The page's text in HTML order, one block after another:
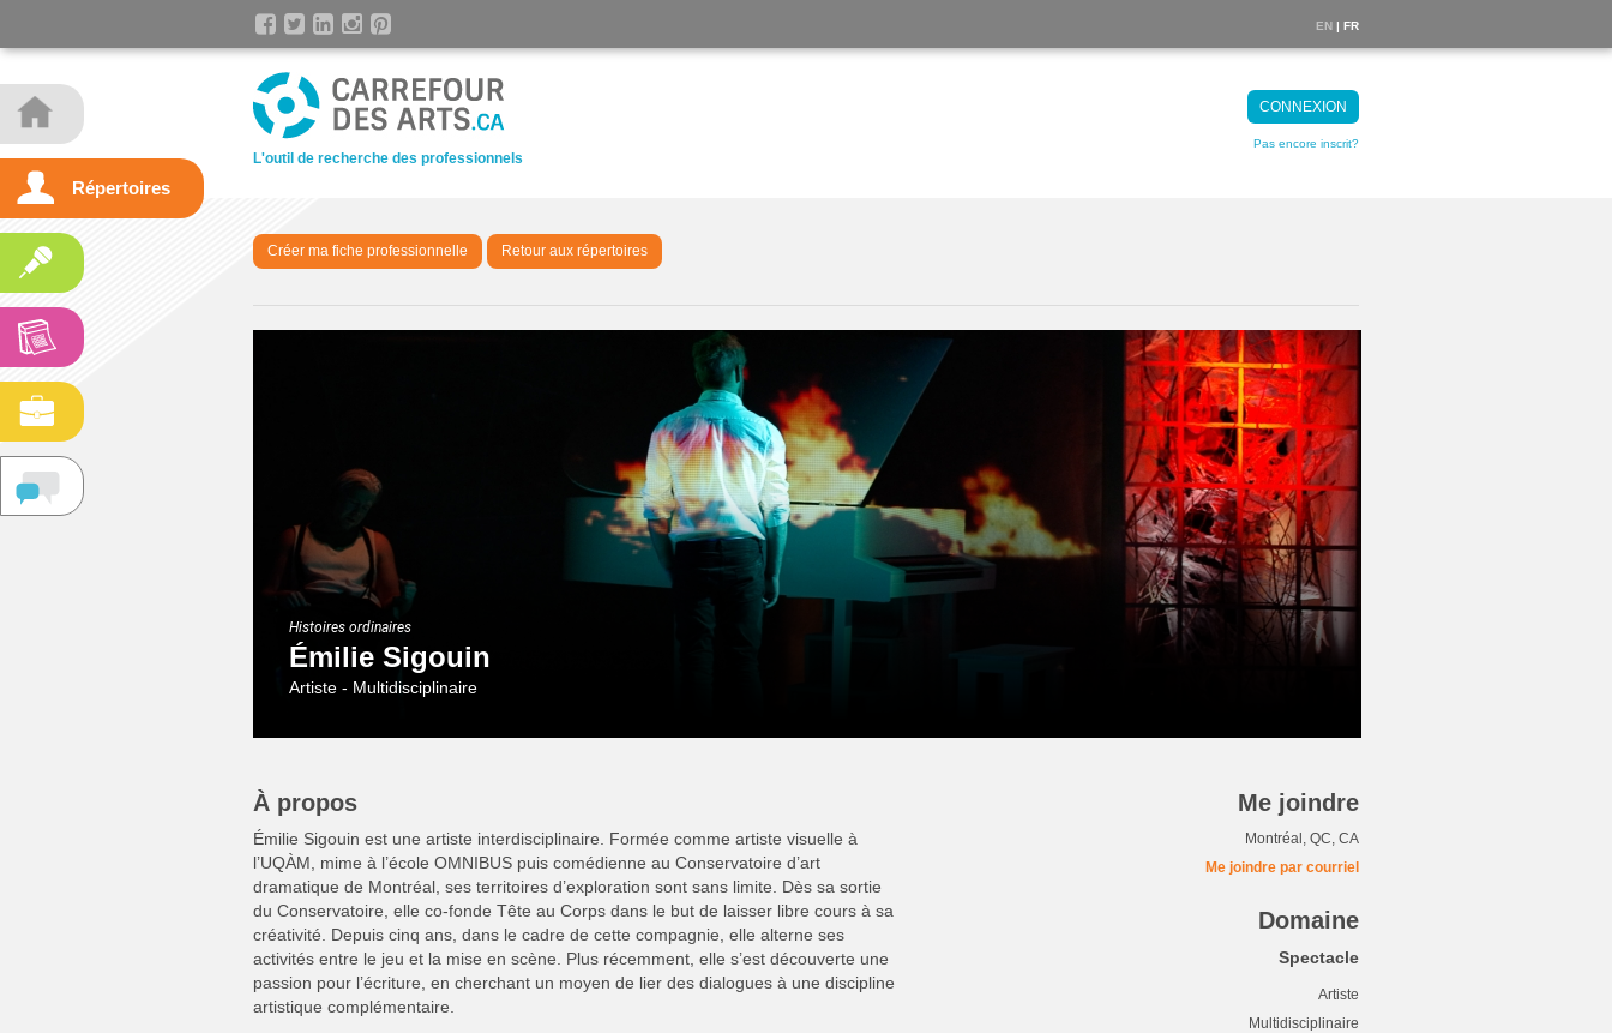
Répertoires
EN | FR
L'outil de recherche des professionnels
CONNEXION
Pas encore inscrit?
Créer ma fiche professionnelle Retour aux répertoires
Histoires ordinaires
Émilie Sigouin
Artiste - Multidisciplinaire
À propos
Émilie Sigouin est une artiste interdisciplinaire. Formée comme artiste visuelle à
l’UQÀM, mime à l’école OMNIBUS puis comédienne au Conservatoire d’art
dramatique de Montréal, ses territoires d’exploration sont sans limite. Dès sa sortie
du Conservatoire, elle co-fonde Tête au Corps dans le but de laisser libre cours à sa
créativité. Depuis cinq ans, dans le cadre de cette compagnie, elle alterne ses
activités entre le jeu et la mise en scène. Plus récemment, elle s’est découverte une
passion pour l’écriture, en cherchant un moyen de lier des dialogues à une discipline
artistique complémentaire.
Me joindre
Montréal, QC, CA
Me joindre par courriel
Domaine
Spectacle
Artiste
Multidisciplinaire